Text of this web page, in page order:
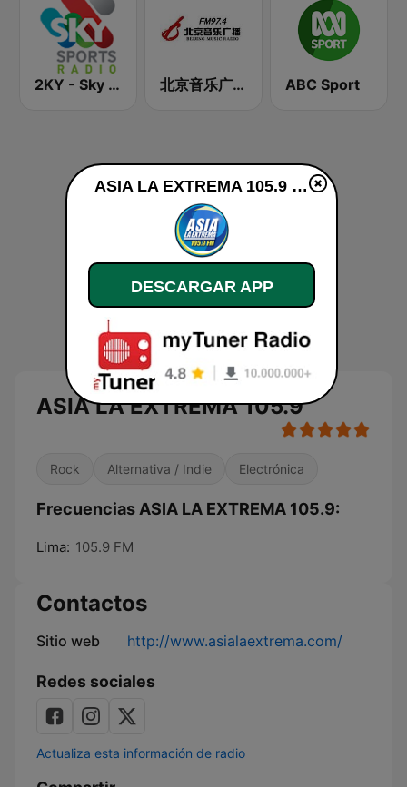
2KY - Sky Sports Radio 北京音乐广播 97.4 (Beijing Music Radio) ABC Sport
ASIA LA EXTREMA 105.9
Rock Alternativa / Indie Electrónica
Frecuencias ASIA LA EXTREMA 105.9:
Lima: 105.9 FM
Contactos
Sitio web http://www.asialaextrema.com/
Redes sociales
Actualiza esta información de radio
ASIA LA EXTREMA 105.9 en vivo
DESCARGAR APP